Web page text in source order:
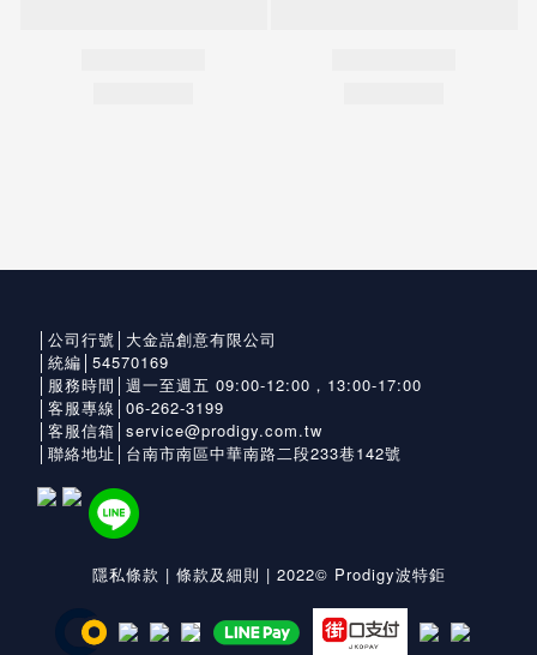
│公司行號│大金嵓創意有限公司
│統編│54570169
│服務時間│週一至週五 09:00-12:00，13:00-17:00
│客服專線│06-262-3199
│客服信箱│service@prodigy.com.tw
│聯絡地址│台南市南區中華南路二段233巷142號
隱私條款 | 條款及細則 | 2022© Prodigy波特鉅